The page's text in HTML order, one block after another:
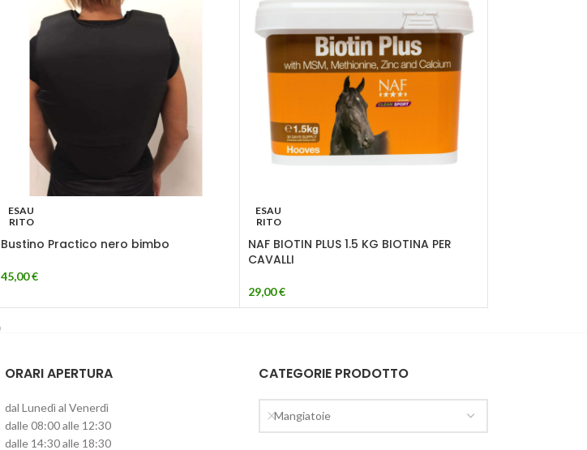
ESAU
RITO
Bustino Practico nero bimbo
45,00€
ESAU
RITO
NAF BIOTIN PLUS 1.5 KG BIOTINA PER
CAVALLI
29,00€
ORARI APERTURA
dal Lunedì al Venerdì
dalle 08:00 alle 12:30
dalle 14:30 alle 18:30
CATEGORIE PRODOTTO
Mangiatoie